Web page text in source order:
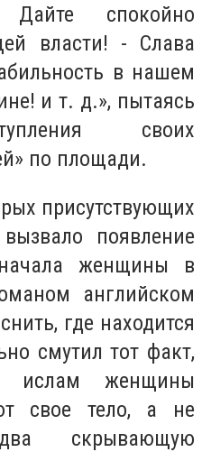
спокойно
власти! - Слава
в нашем
и т. д.», пытаясь
своих
по площади.
присутствующих
появление
женщины в
английском
где находится
смутил тот факт,
ислам женщины
свое тело, а не
скрывающую